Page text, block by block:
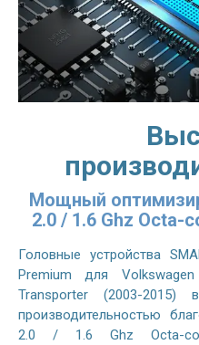
Мощный
2.0 / 1.6 Ghz Octa-
Головные устройства
Premium для
Transporter (2003-2015)
производительностью
2.0 / 1.6 Ghz Octa-